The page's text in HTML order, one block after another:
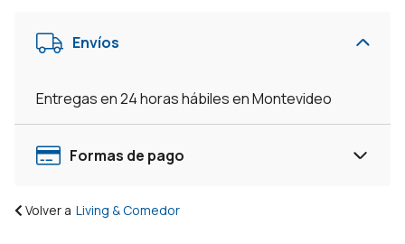
Envíos
Entregas en 24 horas hábiles en Montevideo
Formas de pago
Volver a Living & Comedor